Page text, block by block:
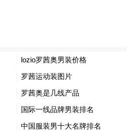
确实有几分李小璐的影
时的正面照，乍一看，
播了。